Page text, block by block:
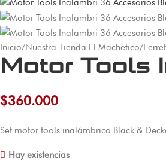
Inicio/Nuestra Tienda El Machetico/
Motor Tools
$360.000
Set motor tools inalámbrico Black &
Hay existencias